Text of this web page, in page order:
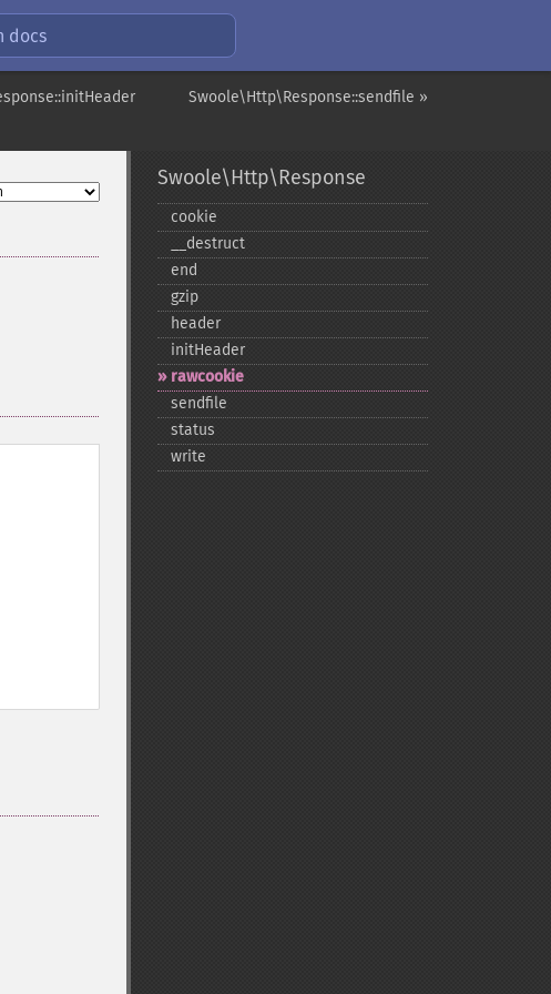
docs
Swoole\Http\Response::sendfile »
Swoole\Http\Response
cookie
_​_​destruct
end
gzip
header
initHeader
rawcookie
sendfile
status
write